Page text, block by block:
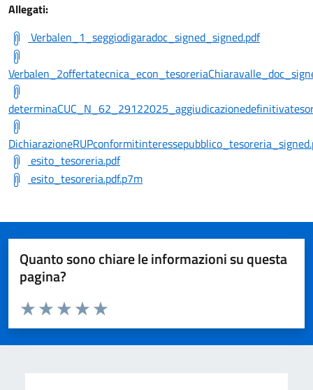
Allegati:
Verbalen_1_seggiodigaradoc_signed_signed.pdf
esito_tesoreria.pdf
esito_tesoreria.pdf.p7m
Quanto sono chiare le informazioni su questa
pagina?
Valuta da 1 a 5 stelle la pagina
Valuta 5 stelle su 5
Valuta 4 stelle su 5
Valuta 3 stelle su 5
Valuta 2 stelle su 5
Valuta 1 stelle su 5